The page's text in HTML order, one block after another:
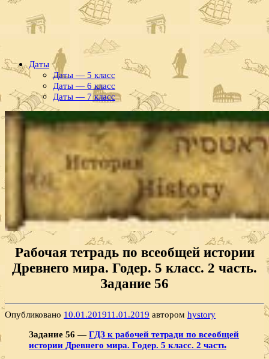
Даты
Даты — 5 класс
Даты — 6 класс
Даты — 7 класс
Рабочая тетрадь по всеобщей истории
Древнего мира. Годер. 5 класс. 2 часть.
Задание 56
Опубликовано 10.01.201911.01.2019 автором hystory
Задание 56 —ГДЗ к рабочей тетради по всеобщей
истории Древнего мира. Годер. 5 класс. 2 часть